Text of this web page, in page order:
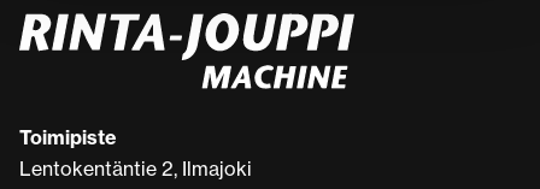
Toimipiste
Lentokentäntie 2, Ilmajoki